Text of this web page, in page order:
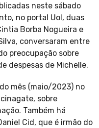
neste sábado
no portal Uol, duas
Borba Nogueira e
conversaram entre
preocupação sobre
despesas de Michelle.
mês (maio/2023) no
sobre
Também há
Cid, que é irmão do